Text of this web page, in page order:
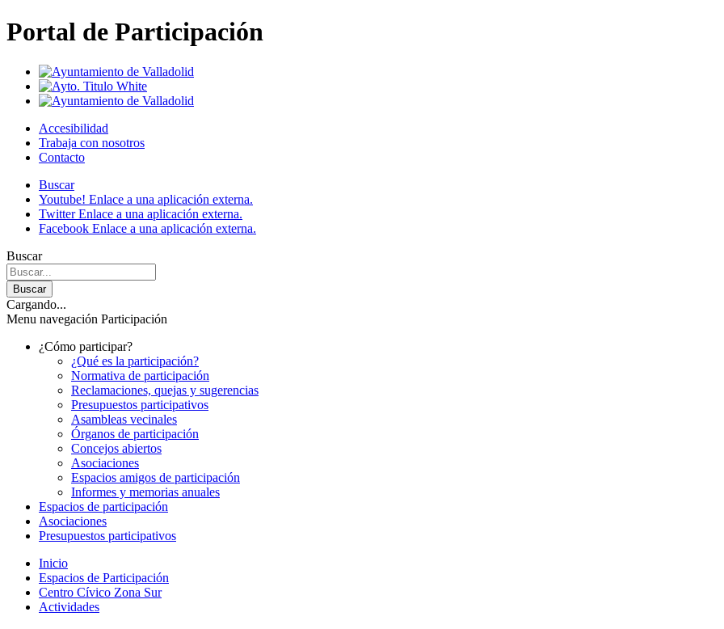
Portal de Participación
Accesibilidad
Trabaja con nosotros
Contacto
Buscar
Youtube! Enlace a una aplicación externa.
TwitterEnlace a una aplicación externa.
Facebook Enlace a una aplicación externa.
Buscar
Buscar
Cargando...
Menu navegación Participación
¿Cómo participar?
¿Qué es la participación?
Normativa de participación
Reclamaciones, quejas y sugerencias
Presupuestos participativos
Asambleas vecinales
Órganos de participación
Concejos abiertos
Asociaciones
Espacios amigos de participación
Informes y memorias anuales
Espacios de participación
Asociaciones
Presupuestos participativos
Inicio
Espacios de Participación
Centro Cívico Zona Sur
Actividades